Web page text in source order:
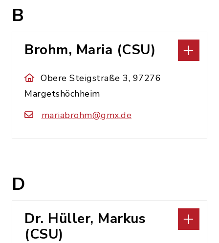
B
Brohm, Maria (CSU)
Obere Steigstraße 3, 97276
Margetshöchheim
mariabrohm@gmx.de
D
Dr. Hüller, Markus
(CSU)